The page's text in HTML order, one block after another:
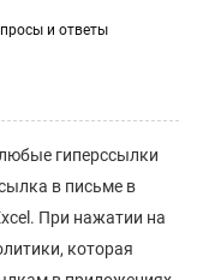
и ответы
гиперссылки
в письме в
При нажатии на
которая